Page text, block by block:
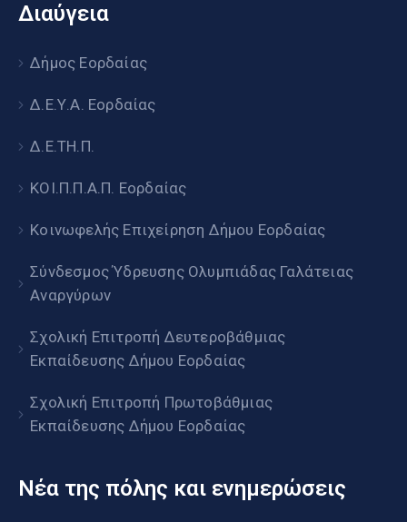
Διαύγεια
Δήμος Εορδαίας
Δ.Ε.Υ.Α. Εορδαίας
Δ.Ε.ΤΗ.Π.
ΚΟΙ.Π.Π.Α.Π. Εορδαίας
Κοινωφελής Επιχείρηση Δήμου Εορδαίας
Σύνδεσμος Ύδρευσης Ολυμπιάδας Γαλάτειας
Αναργύρων
Σχολική Επιτροπή Δευτεροβάθμιας
Εκπαίδευσης Δήμου Εορδαίας
Σχολική Επιτροπή Πρωτοβάθμιας
Εκπαίδευσης Δήμου Εορδαίας
Νέα της πόλης και ενημερώσεις